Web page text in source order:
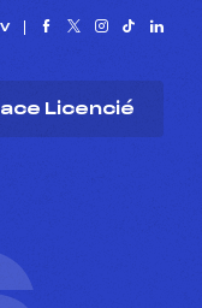
Licencié